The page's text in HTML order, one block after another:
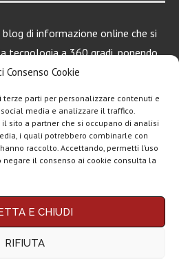
Consenso Cookie
terze parti per personalizzare contenuti e
media e analizzare il traffico.
sito a partner che si occupano di analisi
i quali potrebbero combinarle con
raccolto. Accettando, permetti l’uso
negare il consenso ai cookie consulta la
E CHIUDI
RIFIUTA
di informazione online che si
tecnologia a 360 gradi, ponendo
al mondo Android, Apple e
Disclaimer Privacy policy
testata giornalistica in quanto viene aggiornato